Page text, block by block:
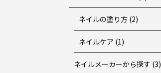
ネイルの塗り方 (2)
ネイルケア (1)
ネイルメーカーから探す (3)